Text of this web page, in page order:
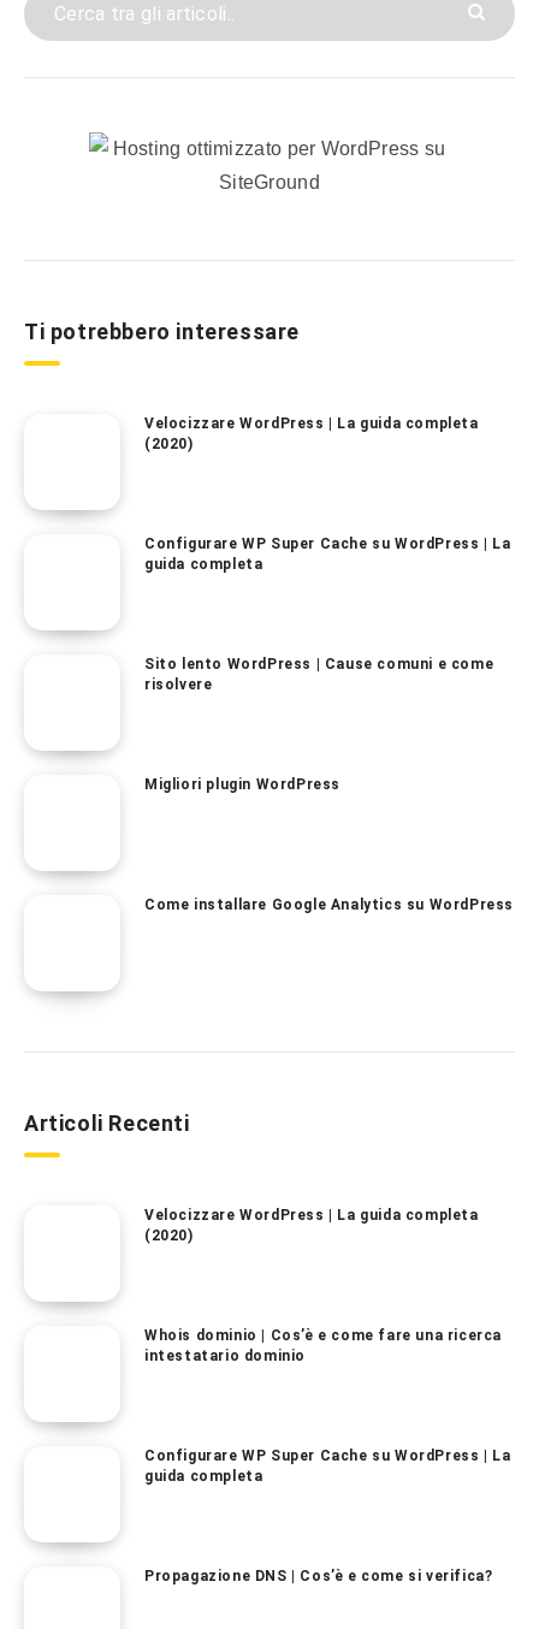
Ti potrebbero interessare
Velocizzare WordPress | La guida completa
(2020)
Configurare WP Super Cache su WordPress | La
guida completa
Sito lento WordPress | Cause comuni e come
risolvere
Migliori plugin WordPress
Come installare Google Analytics su WordPress
Articoli Recenti
Velocizzare WordPress | La guida completa
(2020)
Whois dominio | Cos’è e come fare una ricerca
intestatario dominio
Configurare WP Super Cache su WordPress | La
guida completa
Propagazione DNS | Cos’è e come si verifica?